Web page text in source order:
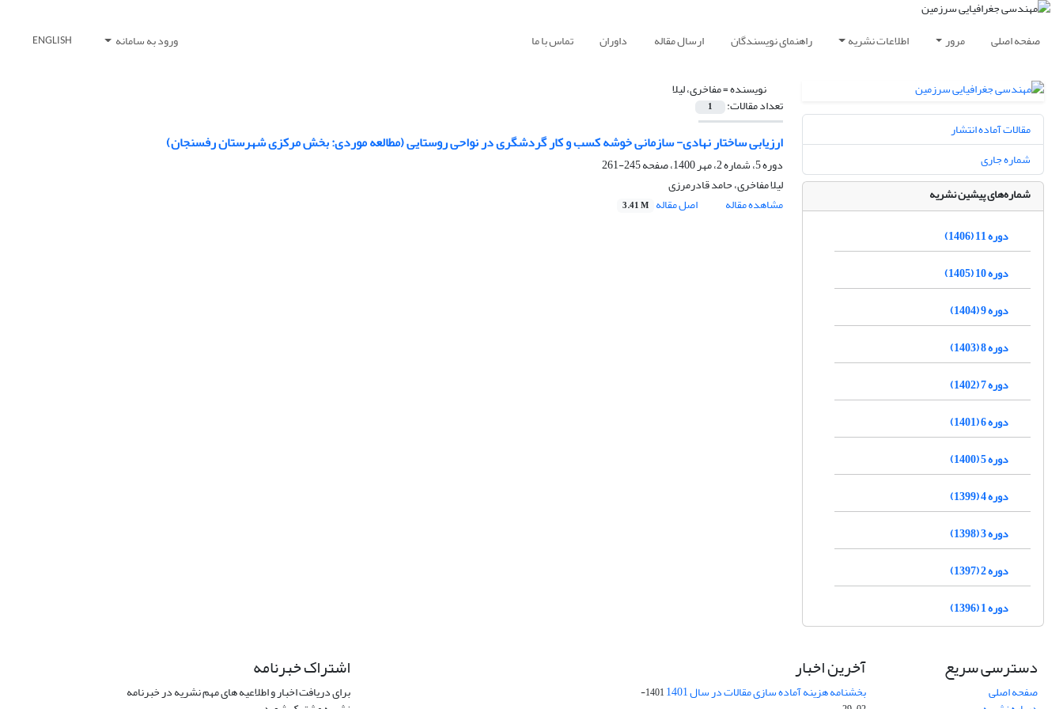
صفحه اصلی مرور اطلاعات نشریه راهنمای نویسندگان ارسال مقاله داوران تماس با ما ورود به سامانه ENGLISH
نویسنده =مفاخری، لیلا
تعداد مقالات: 1
ارزیابی ساختار نهادی- سازمانی خوشه کسب و کار گردشگری در نواحی روستایی (مطالعه موردی: بخش مرکزی شهرستان رفسنجان)
دوره 5، شماره 2، مهر 1400، صفحه
245-261
لیلا مفاخری، حامد قادرمرزی
مشاهده مقاله
اصل مقاله 3.41 M
مقالات آماده انتشار
شماره جاری
شماره‌های پیشین نشریه
دوره 11 (1406)
دوره 10 (1405)
دوره 9 (1404)
دوره 8 (1403)
دوره 7 (1402)
دوره 6 (1401)
دوره 5 (1400)
دوره 4 (1399)
دوره 3 (1398)
دوره 2 (1397)
دوره 1 (1396)
دسترسی سریع
صفحه اصلی
آخرین اخبار
بخشنامه هزینه آماده سازی مقالات در سال 1401
1401-
اشتراک خبرنامه
برای دریافت اخبار و اطلاعیه های مهم نشریه در خبرنامه